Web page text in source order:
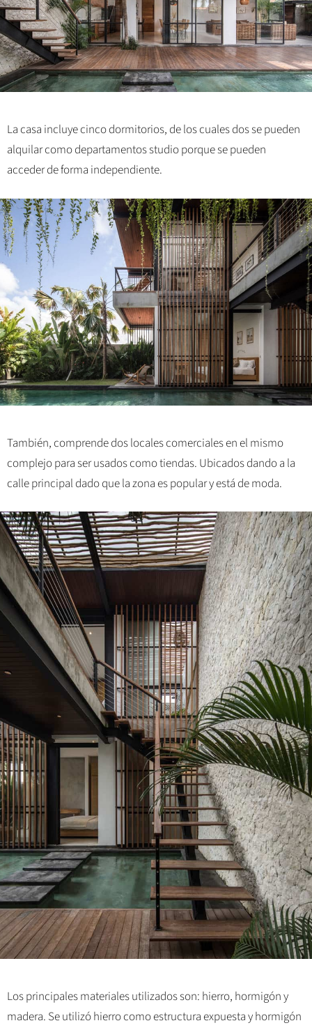
La casa incluye cinco dormitorios, de los cuales dos se pueden
alquilar como departamentos studio porque se pueden
acceder de forma independiente.
También, comprende dos locales comerciales en el mismo
complejo para ser usados ​​como tiendas. Ubicados dando a la
calle principal dado que la zona es popular y está de moda.
Los principales materiales utilizados son: hierro, hormigón y
madera. Se utilizó hierro como estructura expuesta y hormigón